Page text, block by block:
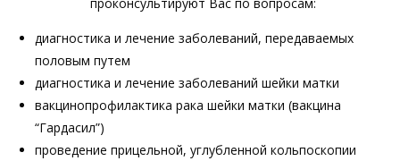
диагностика и лечение заболеваний, передаваемых
половым путем
диагностика и лечение заболеваний шейки матки
вакцинопрофилактика рака шейки матки (вакцина
“Гардасил”)
проведение прицельной, углубленной кольпоскопии